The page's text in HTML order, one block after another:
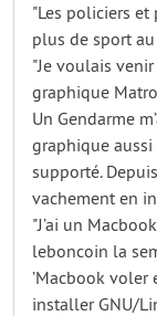
"Les policiers et
plus de sport
"Je voulais
graphique
Un Gendarme
graphique aussi
supporté.
vachement en
"J’ai un
leboncoin la
’Macbook voler
installer GNU/